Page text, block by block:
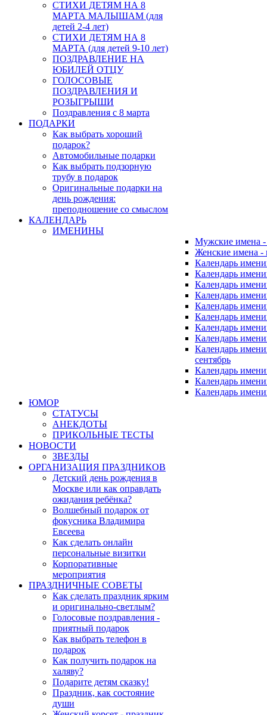
СТИХИ ДЕТЯМ НА 8
МАРТА МАЛЫШАМ (для
детей 2-4 лет)
СТИХИ ДЕТЯМ НА 8
МАРТА (для детей 9-10 лет)
ПОЗДРАВЛЕНИЕ НА
ЮБИЛЕЙ ОТЦУ
ГОЛОСОВЫЕ
ПОЗДРАВЛЕНИЯ И
РОЗЫГРЫШИ
Поздравления с 8 марта
ПОДАРКИ
Как выбрать хороший
подарок?
Автомобильные подарки
Как выбрать подзорную
трубу в подарок
Оригинальные подарки на
день рождения:
преподношение со смыслом
КАЛЕНДАРЬ
ИМЕНИНЫ
Мужские имена
Женские имена
Календарь
Календарь
Календарь
Календарь
Календарь
Календарь
Календарь
Календарь
Календарь
сентябрь
Календарь
Календарь
Календарь
ЮМОР
СТАТУСЫ
АНЕКДОТЫ
ПРИКОЛЬНЫЕ ТЕСТЫ
НОВОСТИ
ЗВЕЗДЫ
ОРГАНИЗАЦИЯ ПРАЗДНИКОВ
Детский день рождения в
Москве или как оправдать
ожидания ребёнка?
Волшебный подарок от
фокусника Владимира
Евсеева
Как сделать онлайн
персональные визитки
Корпоративные
мероприятия
ПРАЗДНИЧНЫЕ СОВЕТЫ
Как сделать праздник ярким
и оригинально-светлым?
Голосовые поздравления -
приятный подарок
Как выбрать телефон в
подарок
Как получить подарок на
халяву?
Подарите детям сказку!
Праздник, как состояние
души